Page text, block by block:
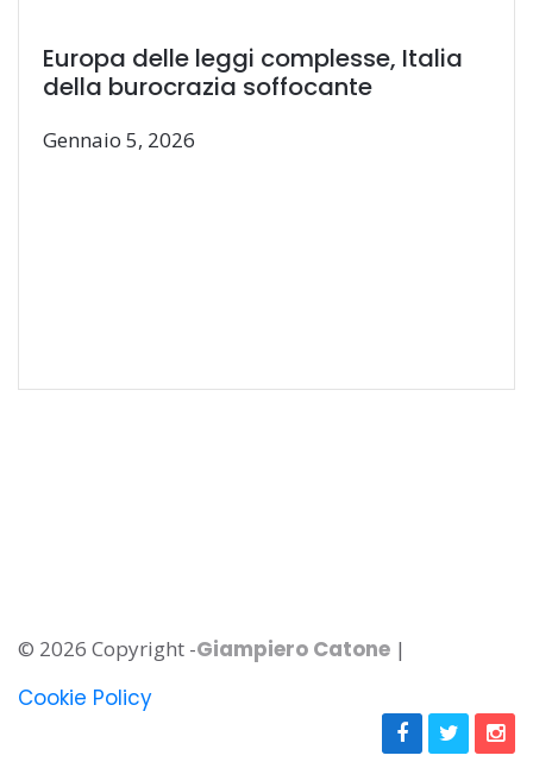
Europa delle leggi complesse, Italia
della burocrazia soffocante
Gennaio 5, 2026
© 2026 Copyright -Giampiero Catone |
Cookie Policy